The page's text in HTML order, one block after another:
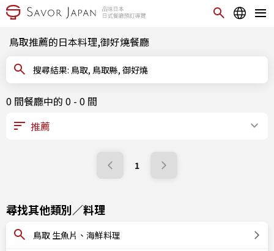
鳥取推薦的日本料理,御好燒餐廳
搜尋結果: 鳥取, 鳥取縣, 御好燒
0 間餐廳中的 0 - 0 間
1
尋找其他類別／料理
鳥取 生魚片、海鮮料理